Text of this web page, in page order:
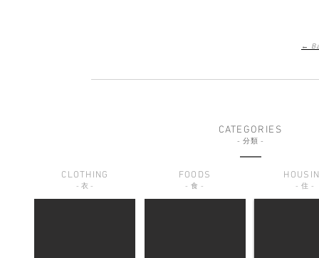
←
CATEGORIES
- 分類 -
CLOTHING
-衣 -
FOODS
- 食 - - 住 -